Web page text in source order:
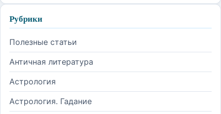
Рубрики
Полезные статьи
Античная литература
Астрология
Астрология. Гадание